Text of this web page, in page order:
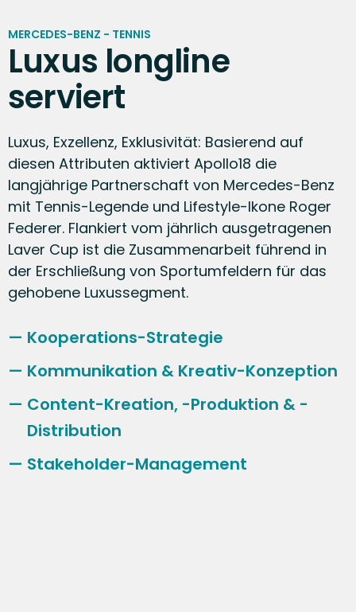
MERCEDES-BENZ - TENNIS
Luxus longline
serviert
Luxus, Exzellenz, Exklusivität: Basierend auf
diesen Attributen aktiviert Apollo18 die
langjährige Partnerschaft von Mercedes-Benz
mit Tennis-Legende und Lifestyle-Ikone Roger
Federer. Flankiert vom jährlich ausgetragenen
Laver Cup ist die Zusammenarbeit führend in
der Erschließung von Sportumfeldern für das
gehobene Luxussegment.
Kooperations-Strategie
Kommunikation & Kreativ-Konzeption
Content-Kreation, -Produktion & -
Distribution
Stakeholder-Management